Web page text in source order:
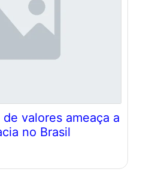
valores ameaça a
no Brasil